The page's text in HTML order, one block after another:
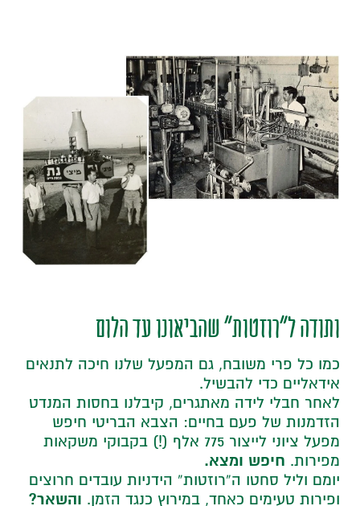
ותודה ל"רוזטות" שהביאונו עד הלום
כמו כל פרי משובח, גם המפעל שלנו חיכה לתנאים
אידאליים כדי להבשיל.
לאחר חבלי לידה מאתגרים, קיבלנו בחסות המנדט
הזדמנות של פעם בחיים: הצבא הבריטי חיפש
מפעל ציוני לייצור 775 אלף (!) בקבוקי משקאות
מפירות. חיפש ומצא.
יומם וליל סחטו ה”רוזטות” הידניות עובדים חרוצים
ופירות טעימים כאחד, במירוץ כנגד הזמן. והשאר?